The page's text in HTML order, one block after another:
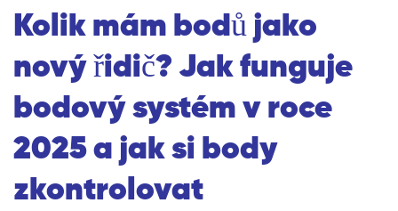
Kolik mám bodů jako
nový řidič? Jak funguje
bodový systém v roce
2025 a jak si body
zkontrolovat